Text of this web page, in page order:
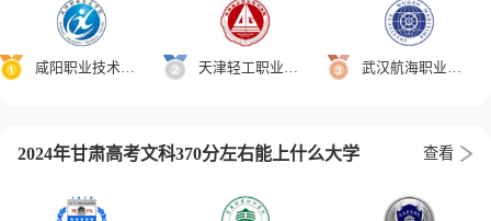
咸阳职业技术学院 天津轻工职业技术学院 武汉航海职业技术学院
2024年甘肃高考文科370分左右能上什么大学 查看